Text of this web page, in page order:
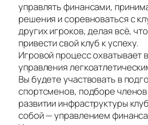
управлять финансами,
решения и соревноваться с
других игроков, делая всё,
привести свой клуб к успеху.
Игровой процесс охватывает
управления
Вы будете участвовать в
спортсменов, подборе
развитии инфраструктуры
собой — управлением